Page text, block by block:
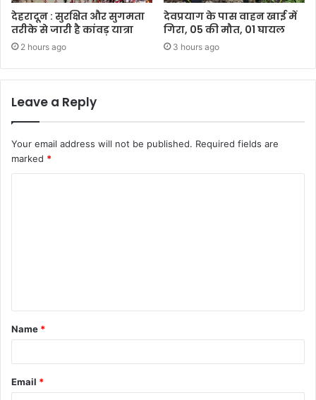
देहरादून : सुरक्षित और सुगमता
तरीके से जारी है कांवड़ यात्रा
2 hours ago
देवप्रयाग के पास वाहन खाई में
गिरा, 05 की मौत, 01 घायल
3 hours ago
Leave a Reply
Your email address will not be published. Required fields are
marked *
t
*
Name *
Email *